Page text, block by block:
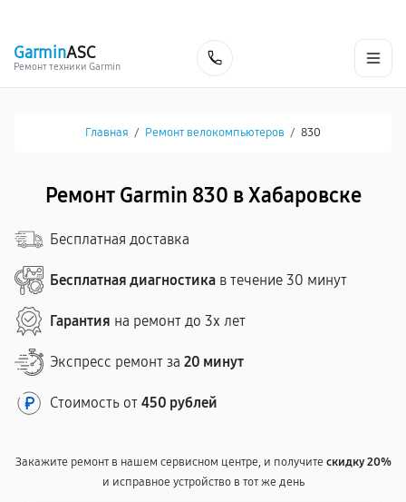
GarminASC
Ремонт техники Garmin
Главная / Ремонт велокомпьютеров / 830
Ремонт Garmin 830 в Хабаровске
Бесплатная доставка
Бесплатная диагностика в течение 30 минут
Гарантия на ремонт до 3х лет
Экспресс ремонт за 20 минут
Стоимость от 450 рублей
Закажите ремонт в нашем сервисном центре, и получитескидку 20%
и исправное устройство в тот же день